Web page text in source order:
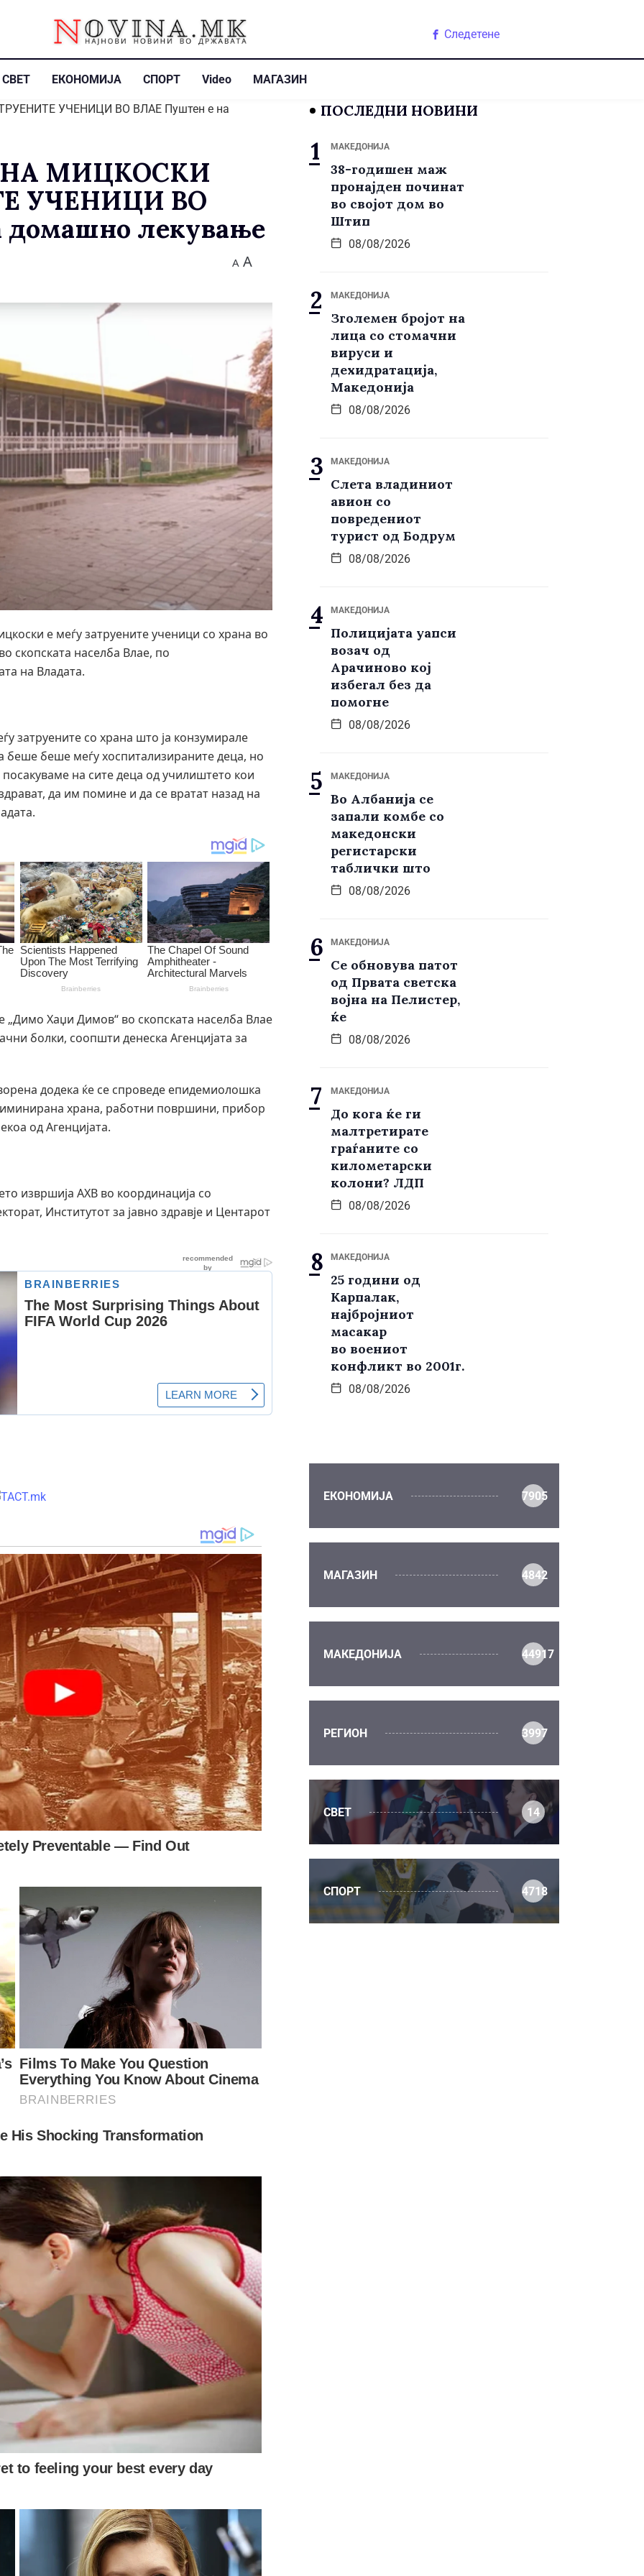
Следетене
СВЕТ ЕКОНОМИЈА СПОРТ Video МАГАЗИН
МИЦКОСКИ
УЧЕНИЦИ ВО
лекување
A A
е меѓу затруените ученици со храна во
скопската населба Влае, по
на Владата.
затруените со храна што ја конзумирале
беше меѓу хоспитализираните деца, но
на сите деца од училиштето кои
да им помине и да се вратат назад на
Хаџи Димов“ во скопската населба Влае
болки, соопшти денеска Агенцијата за
додека ќе се спроведе епидемиолошка
храна, работни површини, прибор
од Агенцијата.
извршија АХВ во координација со
Институтот за јавно здравје и Центарот
ПОСЛЕДНИ НОВИНИ
МАКЕДОНИЈА
38-годишен маж
пронајден починат
во својот дом во
Штип
08/08/2026
МАКЕДОНИЈА
Зголемен бројот на
лица со стомачни
вируси и
дехидратација,
Македонија
08/08/2026
МАКЕДОНИЈА
Слета владиниот
авион со
повредениот
турист од Бодрум
08/08/2026
МАКЕДОНИЈА
Полицијата уапси
возач од
Арачиново кој
избегал без да
помогне
08/08/2026
МАКЕДОНИЈА
Во Албанија се
запали комбе со
македонски
регистарски
таблички што
08/08/2026
МАКЕДОНИЈА
Се обновува патот
од Првата светска
војна на Пелистер,
ќе
08/08/2026
МАКЕДОНИЈА
До кога ќе ги
малтретирате
граѓаните со
километарски
колони? ЛДП
08/08/2026
МАКЕДОНИЈА
25 години од
Карпалак,
најбројниот
масакар
во воениот
конфликт во 2001г.
08/08/2026
ЕКОНОМИЈА 7905
МАГАЗИН 4842
МАКЕДОНИЈА 44917
РЕГИОН 3997
СВЕТ 14
СПОРТ 4718